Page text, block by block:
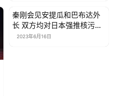
新闻资讯
秦刚会见安提瓜和巴布达外
长 双方均对日本强推核污染
水排海表示关切
2023年6月16日